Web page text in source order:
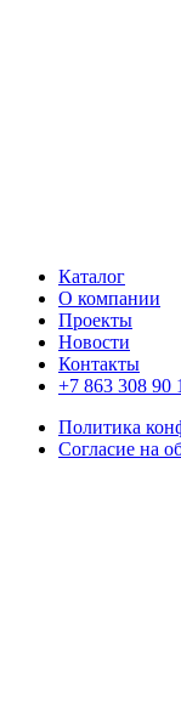
Каталог
О компании
Проекты
Новости
Контакты
+7 863 308 90
Политика
Согласие на